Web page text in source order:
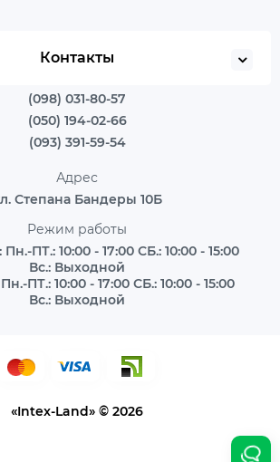
Контакты
(098) 031-80-57
(050) 194-02-66
(093) 391-59-54
Адрес
Степана Бандеры 10Б
Режим работы
ПТ.: 10:00 - 17:00 СБ.: 10:00 - 15:00
Вс.: Выходной
ПТ.: 10:00 - 17:00 СБ.: 10:00 - 15:00
Вс.: Выходной
«Intex-Land» © 2026